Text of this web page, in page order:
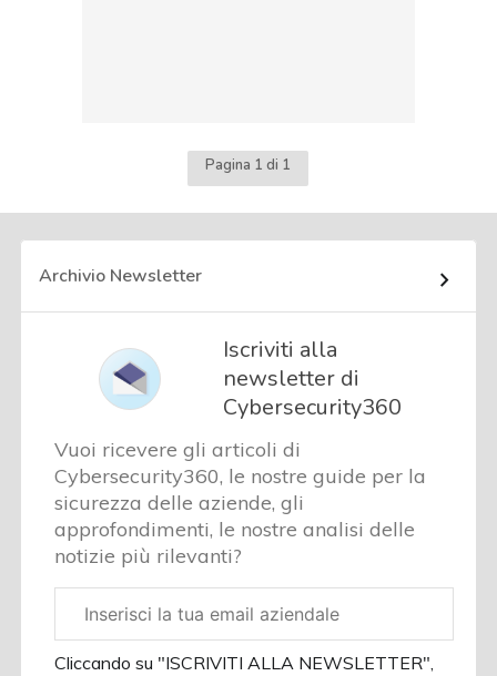
Pagina 1 di 1
Archivio Newsletter
Iscriviti alla
newsletter di
Cybersecurity360
Vuoi ricevere gli articoli di
Cybersecurity360, le nostre guide per la
sicurezza delle aziende, gli
approfondimenti, le nostre analisi delle
notizie più rilevanti?
aziendale
Cliccando su "ISCRIVITI ALLA NEWSLETTER",